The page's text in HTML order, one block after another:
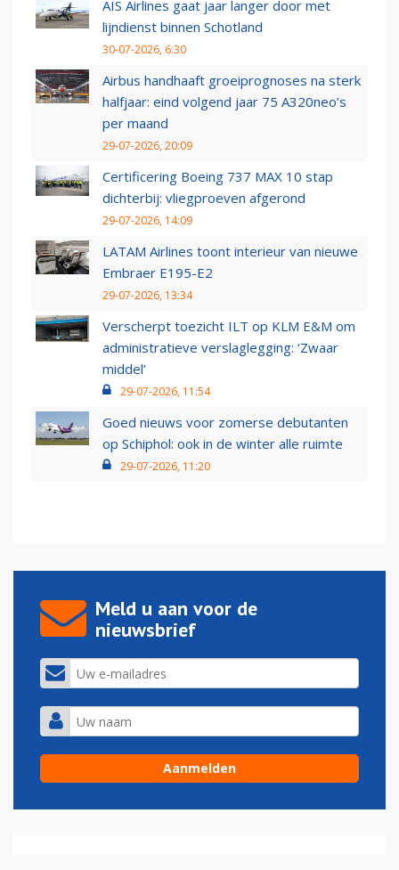
AIS Airlines gaat jaar langer door met
lijndienst binnen Schotland
30-07-2026, 6:30
Airbus handhaaft groeiprognoses na sterk
halfjaar: eind volgend jaar 75 A320neo’s
per maand
29-07-2026, 20:09
Certificering Boeing 737 MAX 10 stap
dichterbij: vliegproeven afgerond
29-07-2026, 14:09
LATAM Airlines toont interieur van nieuwe
Embraer E195-E2
29-07-2026, 13:34
Verscherpt toezicht ILT op KLM E&M om
administratieve verslaglegging: ‘Zwaar
middel’
29-07-2026, 11:54
Goed nieuws voor zomerse debutanten
op Schiphol: ook in de winter alle ruimte
29-07-2026, 11:20
Meld u aan voor de
nieuwsbrief